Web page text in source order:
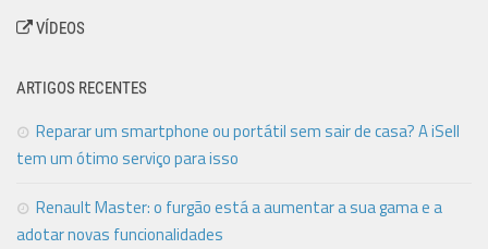
VÍDEOS
ARTIGOS RECENTES
Reparar um smartphone ou portátil sem sair de casa? A iSell
tem um ótimo serviço para isso
Renault Master: o furgão está a aumentar a sua gama e a
adotar novas funcionalidades